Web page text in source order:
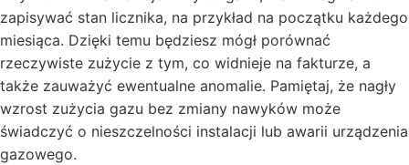
zapisywać stan licznika, na przykład na początku każdego
miesiąca. Dzięki temu będziesz mógł porównać
rzeczywiste zużycie z tym, co widnieje na fakturze, a
także zauważyć ewentualne anomalie. Pamiętaj, że nagły
wzrost zużycia gazu bez zmiany nawyków może
świadczyć o nieszczelności instalacji lub awarii urządzenia
gazowego.